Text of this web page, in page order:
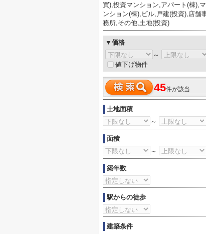
買),投資マンション,アパート(棟),マ
ンション(棟),ビル,戸建(投資),店舗
務所,その他,土地(投資)
▼価格
～
値下げ物件
45件が該当
土地面積
～
面積
～
築年数
駅からの徒歩
建築条件